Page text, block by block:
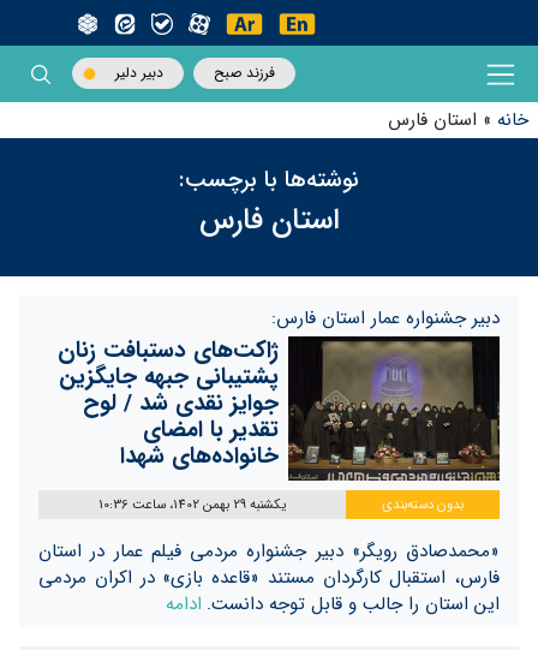
فرزند صبح دبیر دلیر
خانه » استان فارس
نوشته‌ها با برچسب:
استان فارس
دبیر جشنواره عمار استان فارس:
ژاکت‌های دستبافت زنان
پشتیبانی جبهه جایگزین
جوایز نقدی شد / لوح
تقدیر با امضای
خانواده‌های شهدا
بدون دسته‌بندی یکشنبه 29 بهمن 1402، ساعت 10:36
«محمدصادق رویگر» دبیر جشنواره مردمی فیلم عمار در استان
فارس، استقبال کارگردان مستند «قاعده بازی» در اکران مردمی
این استان را جالب و قابل توجه دانست. ادامه